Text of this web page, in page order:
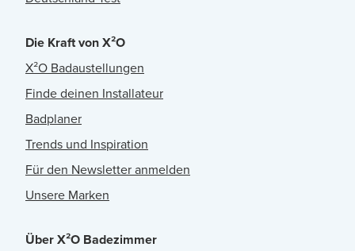
Die Kraft von X²O
X²O Badaustellungen
Finde deinen Installateur
Badplaner
Trends und Inspiration
Für den Newsletter anmelden
Unsere Marken
Über X²O Badezimmer